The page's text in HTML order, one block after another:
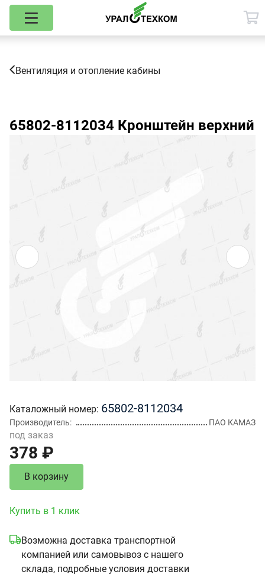
Вентиляция и отопление кабины
65802-8112034 Кронштейн верхний
Каталожный номер 65802-8112034
Производитель ПАО КАМАЗ
под заказ
378 ₽
В корзину
Купить в 1 клик
Возможна доставка транспортной
компанией или самовывоз с нашего
склада, подробные условия доставки